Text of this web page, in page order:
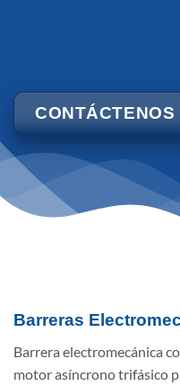
CONTÁCTENOS
Barreras
Barrera electromecánica
motor asíncrono trifásico